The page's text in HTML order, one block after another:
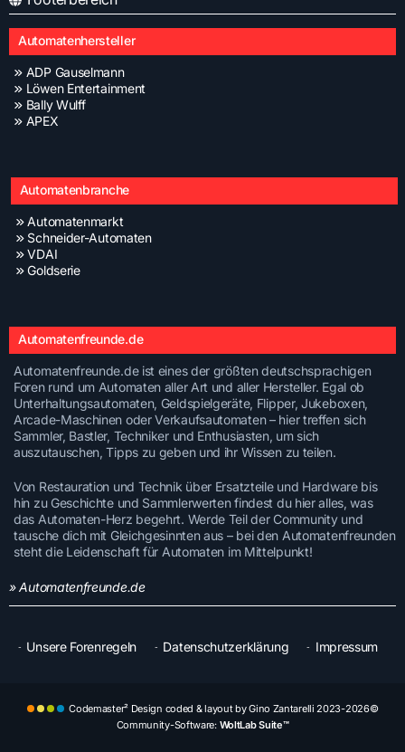
Automatenhersteller
ADP Gauselmann
Löwen Entertainment
Bally Wulff
APEX
Automatenbranche
Automatenmarkt
Schneider-Automaten
VDAI
Goldserie
Automatenfreunde.de
Automatenfreunde.de ist eines der größten deutschsprachigen
Foren rund um Automaten aller Art und aller Hersteller. Egal ob
Unterhaltungsautomaten, Geldspielgeräte, Flipper, Jukeboxen,
Arcade-Maschinen oder Verkaufsautomaten – hier treffen sich
Sammler, Bastler, Techniker und Enthusiasten, um sich
auszutauschen, Tipps zu geben und ihr Wissen zu teilen.
Von Restauration und Technik über Ersatzteile und Hardware bis
hin zu Geschichte und Sammlerwerten findest du hier alles, was
das Automaten-Herz begehrt. Werde Teil der Community und
tausche dich mit Gleichgesinnten aus – bei den Automatenfreunden
steht die Leidenschaft für Automaten im Mittelpunkt!
» Automatenfreunde.de
Unsere Forenregeln Datenschutzerklärung Impressum
Codemaster² Design coded & layout by Gino Zantarelli 2023-2026©
Community-Software: WoltLab Suite™